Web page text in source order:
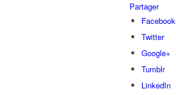
Partager
Facebook
Twitter
Google+
Tumblr
LinkedIn